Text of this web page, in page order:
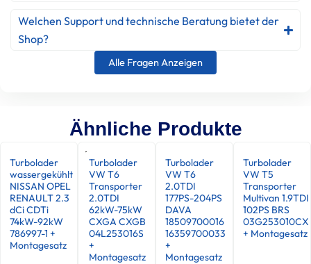
Welchen Support und technische Beratung bietet der
Shop?
Alle Fragen Anzeigen
Ähnliche Produkte
Turbolader
wassergekühlt
NISSAN OPEL
RENAULT 2.3
dCi CDTi
74kW-92kW
786997-1 +
Montagesatz
Turbolader
VW T6
Transporter
2.0TDI
62kW-75kW
CXGA CXGB
04L253016S
+
Montagesatz
Turbolader
VW T6
2.0TDI
177PS-204PS
DAVA
18509700016
16359700033
+
Montagesatz
Turbolader
VW T5
Transporter
Multivan 1.9TDI
102PS BRS
03G253010CX
+ Montagesatz